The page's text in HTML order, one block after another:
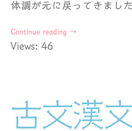
体調が元に戻ってきました
Continue reading →
Views: 46
古文漢